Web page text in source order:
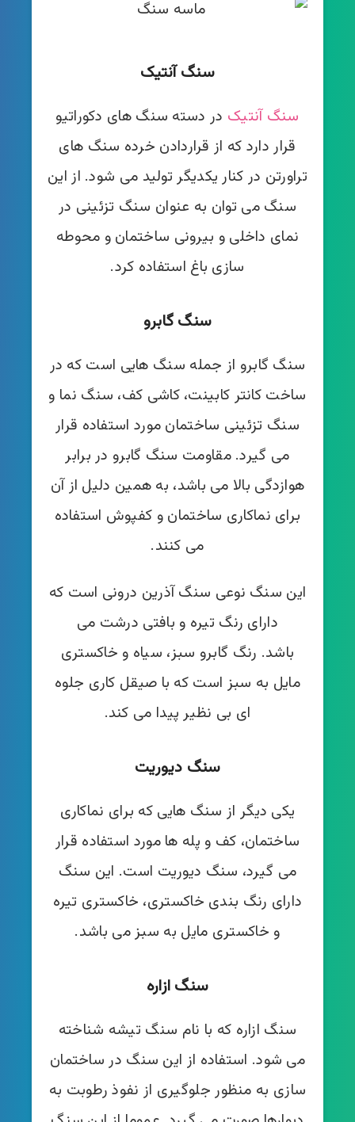
سنگ آنتیک
سنگ آنتیک در دسته سنگ های دکوراتیو
قرار دارد که از قراردادن خرده سنگ های
تراورتن در کنار یکدیگر تولید می شود. از این
سنگ می توان به عنوان سنگ تزئینی در
نمای داخلی و بیرونی ساختمان و محوطه
سازی باغ استفاده کرد.
سنگ گابرو
سنگ گابرو از جمله سنگ هایی است که در
ساخت کانتر کابینت، کاشی کف، سنگ نما و
سنگ تزئینی ساختمان مورد استفاده قرار
می گیرد. مقاومت سنگ گابرو در برابر
هوازدگی بالا می باشد، به همین دلیل از آن
برای نماکاری ساختمان و کفپوش استفاده
می کنند.
این سنگ نوعی سنگ آذرین درونی است که
دارای رنگ تیره و بافتی درشت می
باشد. رنگ گابرو سبز، سیاه و خاکستری
مایل به سبز است که با صیقل کاری جلوه
ای بی نظیر پیدا می کند.
سنگ دیوریت
یکی دیگر از سنگ هایی که برای نماکاری
ساختمان، کف و پله ها مورد استفاده قرار
می گیرد، سنگ دیوریت است. این سنگ
دارای رنگ بندی خاکستری، خاکستری تیره
و خاکستری مایل به سبز می باشد.
سنگ ازاره
سنگ ازاره که با نام سنگ تیشه شناخته
می شود. استفاده از این سنگ در ساختمان
سازی به منظور جلوگیری از نفوذ رطوبت به